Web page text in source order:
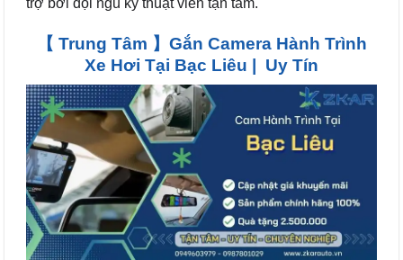
【 Trung Tâm 】Gắn Camera Hành Trình
Xe Hơi Tại Bạc Liêu | Uy Tín